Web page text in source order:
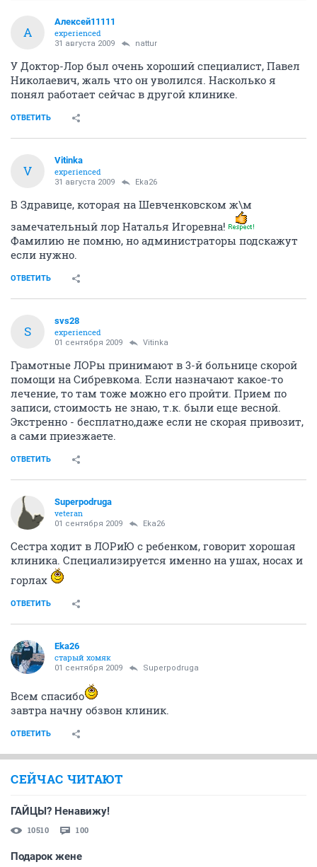
А
Алексей11111
experienced
31 августа 2009 nattur
У Доктор-Лор был очень хороший специалист, Павел
Николаевич, жаль что он уволился. Насколько я
понял работает сейчас в другой клинике.
ОТВЕТИТЬ
V
Vitinka
experienced
31 августа 2009 Eka26
В Здравице, которая на Шевченковском ж\м
замечательный лор Наталья Игоревна!
Фамилию не помню, но администраторы подскажут
если нужно.
ОТВЕТИТЬ
S
svs28
experienced
01 сентября 2009 Vitinka
Грамотные ЛОРы принимают в 3-й больнице скорой
помощи на Сибревкома. Если назначают какое-то
лечение, то там тоже можно его пройти. Прием по
записи, стоимость не знаю, т.к. были еще весной.
Экстренно - бесплатно,даже если не скорая привозит,
а сами приезжаете.
ОТВЕТИТЬ
Superpodruga
veteran
01 сентября 2009 Eka26
Сестра ходит в ЛОРиЮ с ребенком, говорит хорошая
клиника. Специализируется именно на ушах, носах и
горлах
ОТВЕТИТЬ
Eka26
старый хомяк
01 сентября 2009 Superpodruga
Всем спасибо
завтра начну обзвон клиник.
ОТВЕТИТЬ
СЕЙЧАС ЧИТАЮТ
ГАЙЦЫ? Ненавижу!
10510 100
Подарок жене